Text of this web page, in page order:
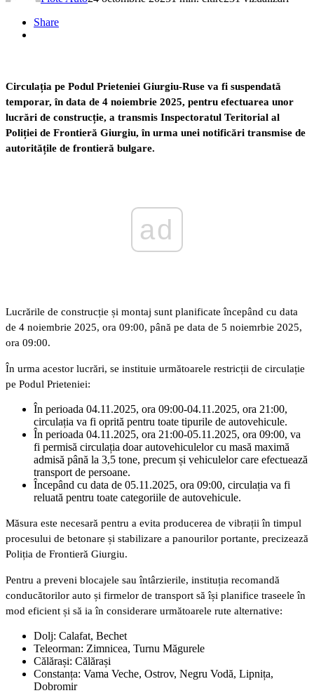
Share
Circulația pe Podul Prieteniei Giurgiu-Ruse va fi suspendată
temporar, în data de 4 noiembrie 2025, pentru efectuarea unor
lucrări de construcție, a transmis Inspectoratul Teritorial al
Poliției de Frontieră Giurgiu, în urma unei notificări transmise de
autoritățile de frontieră bulgare.
ad
Lucrările de construcție și montaj sunt planificate începând cu data
de 4 noiembrie 2025, ora 09:00, până pe data de 5 noiemrbie 2025,
ora 09:00.
În urma acestor lucrări, se instituie următoarele restricții de circulație
pe Podul Prieteniei:
În perioada 04.11.2025, ora 09:00-04.11.2025, ora 21:00,
circulația va fi oprită pentru toate tipurile de autovehicule.
În perioada 04.11.2025, ora 21:00-05.11.2025, ora 09:00, va
fi permisă circulația doar autovehiculelor cu masă maximă
admisă până la 3,5 tone, precum și vehiculelor care efectuează
transport de persoane.
Începând cu data de 05.11.2025, ora 09:00, circulația va fi
reluată pentru toate categoriile de autovehicule.
Măsura este necesară pentru a evita producerea de vibrații în timpul
procesului de betonare și stabilizare a panourilor portante, precizează
Poliția de Frontieră Giurgiu.
Pentru a preveni blocajele sau întârzierile, instituția recomandă
conducătorilor auto și firmelor de transport să își planifice traseele în
mod eficient și să ia în considerare următoarele rute alternative:
Dolj: Calafat, Bechet
Teleorman: Zimnicea, Turnu Măgurele
Călărași: Călărași
Constanța: Vama Veche, Ostrov, Negru Vodă, Lipnița,
Dobromir